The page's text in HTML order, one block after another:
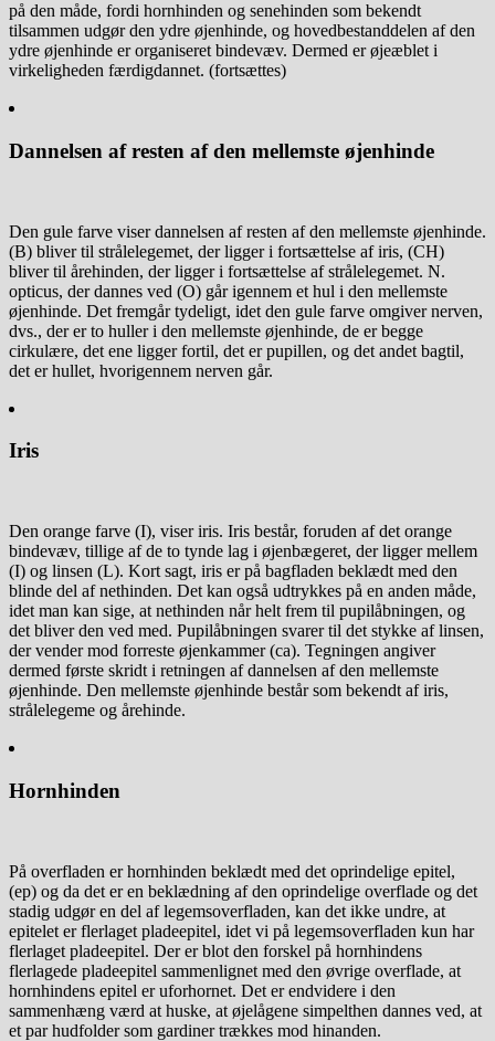
på den måde, fordi hornhinden og senehinden som bekendt
tilsammen udgør den ydre øjenhinde, og hovedbestanddelen af den
ydre øjenhinde er organiseret bindevæv. Dermed er øjeæblet i
virkeligheden færdigdannet. (fortsættes)
Dannelsen af resten af den mellemste øjenhinde
Den gule farve viser dannelsen af resten af den mellemste øjenhinde.
(B) bliver til strålelegemet, der ligger i fortsættelse af iris, (CH)
bliver til årehinden, der ligger i fortsættelse af strålelegemet. N.
opticus, der dannes ved (O) går igennem et hul i den mellemste
øjenhinde. Det fremgår tydeligt, idet den gule farve omgiver nerven,
dvs., der er to huller i den mellemste øjenhinde, de er begge
cirkulære, det ene ligger fortil, det er pupillen, og det andet bagtil,
det er hullet, hvorigennem nerven går.
Iris
Den orange farve (I), viser iris. Iris består, foruden af det orange
bindevæv, tillige af de to tynde lag i øjenbægeret, der ligger mellem
(I) og linsen (L). Kort sagt, iris er på bagfladen beklædt med den
blinde del af nethinden. Det kan også udtrykkes på en anden måde,
idet man kan sige, at nethinden når helt frem til pupilåbningen, og
det bliver den ved med. Pupilåbningen svarer til det stykke af linsen,
der vender mod forreste øjenkammer (ca). Tegningen angiver
dermed første skridt i retningen af dannelsen af den mellemste
øjenhinde. Den mellemste øjenhinde består som bekendt af iris,
strålelegeme og årehinde.
Hornhinden
På overfladen er hornhinden beklædt med det oprindelige epitel,
(ep) og da det er en beklædning af den oprindelige overflade og det
stadig udgør en del af legemsoverfladen, kan det ikke undre, at
epitelet er flerlaget pladeepitel, idet vi på legemsoverfladen kun har
flerlaget pladeepitel. Der er blot den forskel på hornhindens
flerlagede pladeepitel sammenlignet med den øvrige overflade, at
hornhindens epitel er uforhornet. Det er endvidere i den
sammenhæng værd at huske, at øjelågene simpelthen dannes ved, at
et par hudfolder som gardiner trækkes mod hinanden.